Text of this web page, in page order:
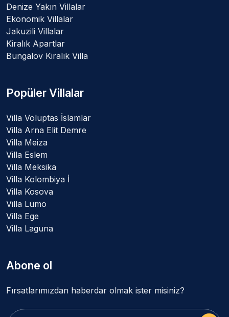
Denize Yakın Villalar
Ekonomik Villalar
Jakuzili Villalar
Kiralık Apartlar
Bungalov Kiralık Villa
Popüler Villalar
Villa Voluptas İslamlar
Villa Arna Elit Demre
Villa Meiza
Villa Eslem
Villa Meksika
Villa Kolombiya İ
Villa Kosova
Villa Lumo
Villa Ege
Villa Laguna
Abone ol
Fırsatlarımızdan haberdar olmak ister misiniz?